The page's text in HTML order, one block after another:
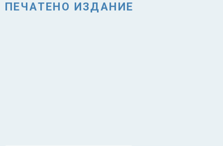
ПЕЧАТЕНО ИЗДАНИЕ